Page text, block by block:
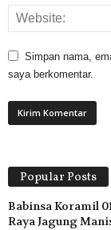
Simpan nama,
saya berkomentar.
Popular Posts
Babinsa Koramil
Raya Jagung